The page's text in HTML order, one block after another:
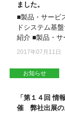
ました。
■製品・サービ
ドシステム基
紹介 ■製品・サ
2017年07月11日
お知らせ
「第１４回 情
催 弊社出展の